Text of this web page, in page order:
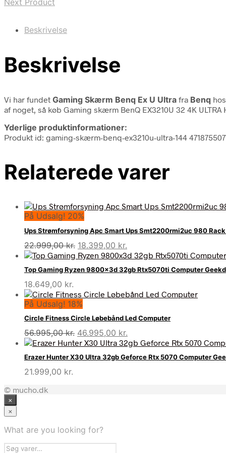
Beskrivelse
Beskrivelse
Vi har fundet Gaming Skærm Benq Ex U Ultra fra Benq
af noget, så køb Gaming skærm BenQ EX3210U 32 4K
Yderlige produktinformationer:
Produkt id: gaming-skærm-benq-ex3210u-ultra-144
Relaterede varer
På Udsalg! 20%
Ups Strømforsyning Apc Smart Ups Smt2200rmi2uc 980
22.999,00kr. Den
oprindelige
pris
var:
18.399,00 kr.
aktuelle
pris
er:
Top Gaming Ryzen 9800x3d 32gb Rtx5070ti Computer Geekd
18.649,00 kr.
På Udsalg! 18%
Circle Fitness Circle Løbebånd Led Computer
56.995,00kr. Den
oprindelige
pris
var:
46.995,00 kr.
aktuelle
pris
er:
Erazer Hunter X30 Ultra 32gb Geforce Rtx 5070 Computer
21.999,00 kr.
© mucho.dk
×
×
What are you looking for?